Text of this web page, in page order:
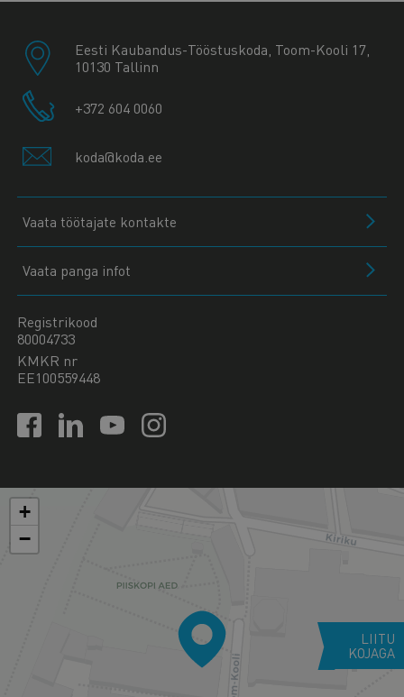
Eesti Kaubandus-Tööstuskoda, Toom-Kooli 17,
10130 Tallinn
+372 604 0060
koda@koda.ee
Vaata töötajate kontakte
Vaata panga infot
Registrikood
80004733
KMKR nr
EE100559448
+
−
LIITU
KOJAGA